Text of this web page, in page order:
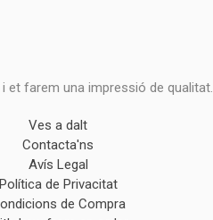
et farem una impressió de qualitat.
Ves a dalt
Contacta'ns
Avís Legal
Política de Privacitat
de Compra